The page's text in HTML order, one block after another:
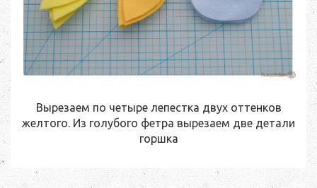
Вырезаем по четыре лепестка двух оттенков
желтого. Из голубого фетра вырезаем две детали
горшка